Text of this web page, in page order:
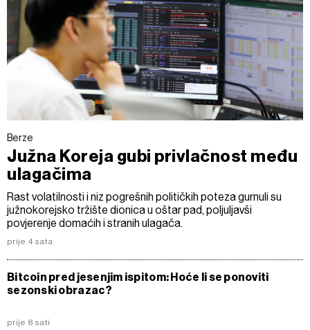
Berze
Južna Koreja gubi privlačnost među
ulagačima
Rast volatilnosti i niz pogrešnih političkih poteza gurnuli su
južnokorejsko tržište dionica u oštar pad, poljuljavši
povjerenje domaćih i stranih ulagača.
prije 4 sata
Bitcoin pred jesenjim ispitom: Hoće li se ponoviti
sezonski obrazac?
prije 8 sati